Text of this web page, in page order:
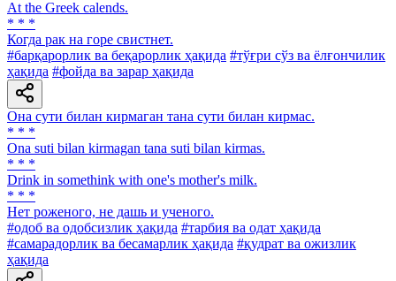
At the Greek calends.
* * *
Когда рак на горе свистнет.
#барқарорлик ва беқарорлик ҳақида #тўғри сўз ва ёлғончилик
ҳақида #фойда ва зарар ҳақида
Она сути билан кирмаган тана сути билан кирмас.
* * *
Ona suti bilan kirmagan tana suti bilan kirmas.
* * *
Drink in somethink with one's mother's milk.
* * *
Нет роженого, не дашь и ученого.
#одоб ва одобсизлик ҳақида #тарбия ва одат ҳақида
#самарадорлик ва бесамарлик ҳақида #қудрат ва ожизлик
ҳақида